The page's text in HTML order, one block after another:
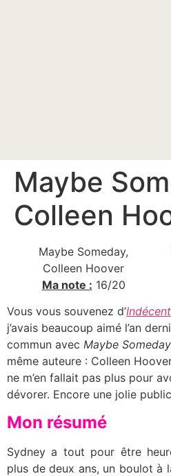
Maybe
Colleen
Maybe Someday,
Colleen Hoover
Ma note : 16/20
Vous vous souvenez d’Indécent
j’avais beaucoup aimé l’an
commun avec Maybe Someday
même auteure : Colleen
ne m’en fallait pas plus pour
dévorer. Encore une jolie
Mon résumé
Sydney a tout pour être
plus de deux ans, un boulot à